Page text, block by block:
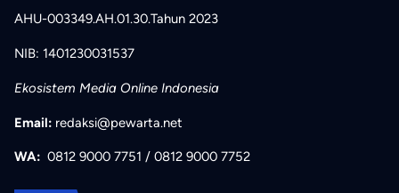
AHU-003349.AH.01.30.Tahun 2023
NIB: 1401230031537
Ekosistem Media Online Indonesia
Email: redaksi@pewarta.net
WA: 0812 9000 7751 / 0812 9000 7752